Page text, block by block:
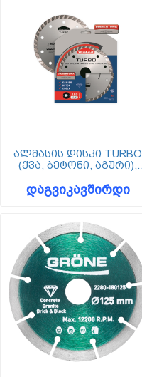
ალმასის დისკი TURBO
(ქვა, ბეტონი, აგური),
დაგვიკავშირდი